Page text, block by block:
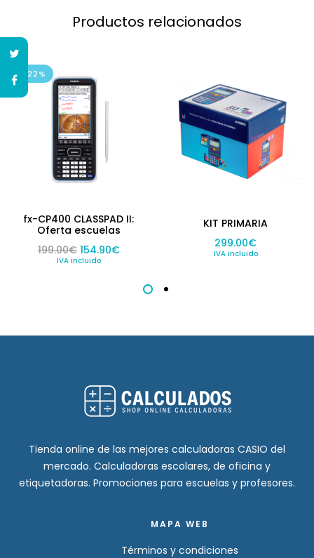
Productos relacionados
-22%
fx-CP400 CLASSPAD II:
Oferta escuelas
199.00€ El precio original era: 199.00€.
154.90€El precio actual es: 154.90€.
IVA incluido
KIT PRIMARIA
299.00€
IVA incluido
Tienda online de las mejores calculadoras CASIO del
mercado. Calculadoras escolares, de oficina y
etiquetadoras. Promociones para escuelas y profesores.
MAPA WEB
Términos y condiciones